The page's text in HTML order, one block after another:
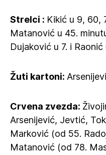
Strelci : Kikić u 9, 60,
Matanović u 45.
Dujaković u 7. i
Žuti kartoni:
Crvena zvezda:
Arsenijević, Jevtić,
Marković (od 55.
Matanović (od 78.